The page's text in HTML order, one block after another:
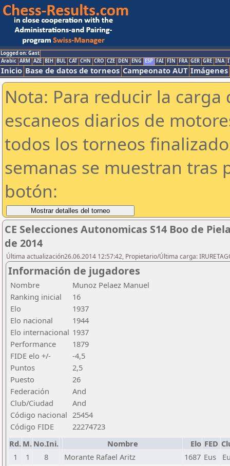
Logged on: Gast
Arabic ARM AZE BIH BUL CAT CHN CRO CZE DEN ENG ESP FAI FIN FRA GER GRE INA
Inicio Base de datos de torneos Campeonato AUT Imágenes
Nota: Para reducir la
escaneos diarios de
todos los torneos
semanas se muestran tras
botón:
CE Selecciones Autonomicas S14 Boo de
de 2014
Última actualización26.06.2014 12:57:42, Propietario/Última carga:
Información de jugadores
Nombre
Munoz Pelaez Manuel
Ranking inicial
16
Elo
1937
Elo nacional
1944
Elo internacional 1937
Performance
1879
FIDE elo +/-
-4,5
Puntos
2,5
Puesto
26
Federación
And
Club/Ciudad
And
Código nacional 25454
Código FIDE
22274723
Rd. M. No.Ini. Nombre Elo FED
1
1 8 Morante Rafael Aritz 1687 Eus